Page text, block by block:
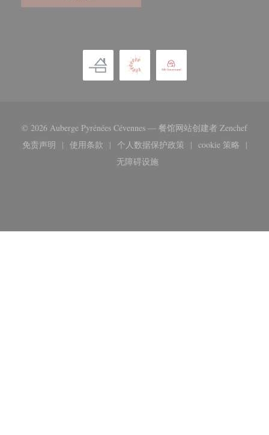
© 2026 Auberge Pyrénées Cévennes — 餐馆网站创建者 Zenchef((在
免责声明
((在新窗口中打开))
使用条款
((在新窗口中打开))
个人数据保护政策
((在新窗口中打开))
cookie 策略
((在新窗口
无障碍设施
((在新窗口中打开))